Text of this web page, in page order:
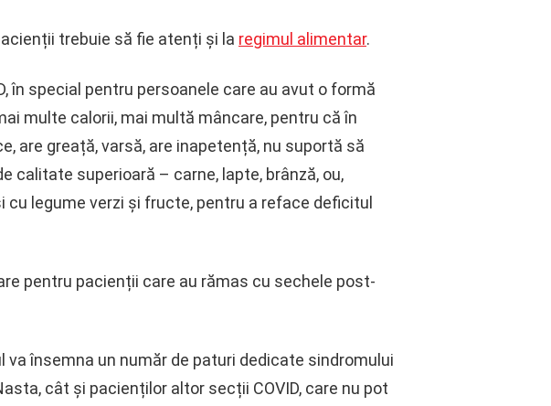
trebuie să fie atenți și la regimul alimentar.
în special pentru persoanele care au avut o formă
multe calorii, mai multă mâncare, pentru că în
are greață, varsă, are inapetență, nu suportă să
calitate superioară – carne, lapte, brânză, ou,
legume verzi și fructe, pentru a reface deficitul
pentru pacienții care au rămas cu sechele post-
însemna un număr de paturi dedicate sindromului
cât și pacienților altor secții COVID, care nu pot